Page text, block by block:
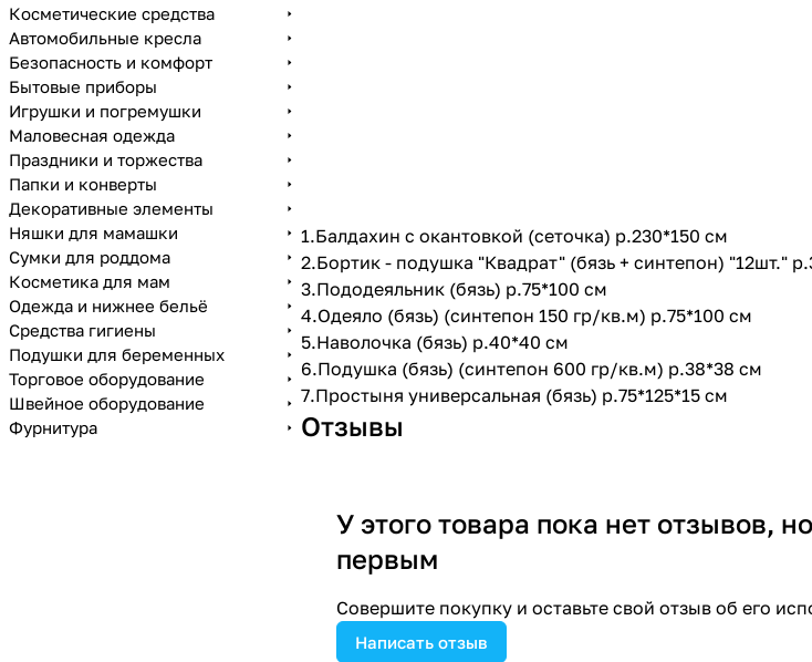
1.Балдахин с окантовкой (сеточка) р.230*150 см
2.Бортик - подушка "Квадрат" (бязь + синтепон) "12шт."
3.Пододеяльник (бязь) р.75*100 см
4.Одеяло (бязь) (синтепон 150 гр/кв.м) р.75*100 см
5.Наволочка (бязь) р.40*40 см
6.Подушка (бязь) (синтепон 600 гр/кв.м) р.38*38 см
7.Простыня универсальная (бязь) р.75*125*15 см
Отзывы
У этого товара пока нет отзывов,
первым
Совершите покупку и оставьте свой отзыв об его
Написать отзыв
Косметические средства
Автомобильные кресла
Безопасность и комфорт
Бытовые приборы
Игрушки и погремушки
Маловесная одежда
Праздники и торжества
Папки и конверты
Декоративные элементы
Няшки для мамашки
Сумки для роддома
Косметика для мам
Одежда и нижнее бельё
Средства гигиены
Подушки для беременных
Торговое оборудование
Швейное оборудование
Фурнитура